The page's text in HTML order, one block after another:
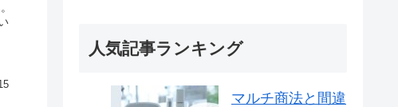
人気記事ランキング
マルチ商法と間違